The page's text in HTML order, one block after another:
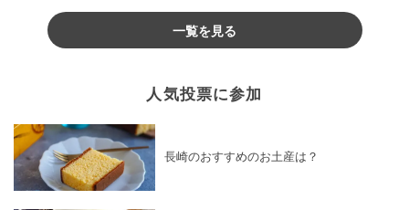
一覧を見る
人気投票に参加
長崎のおすすめのお土産は？